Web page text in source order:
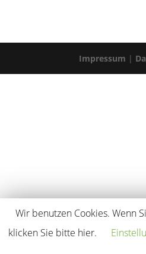
Impressum |
Wir benutzen Cookies. Wenn
klicken Sie bitte hier.